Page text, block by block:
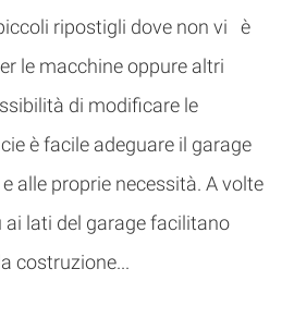
ripostigli dove non vi è
le macchine oppure altri
di modificare le
è facile adeguare il garage
alle proprie necessità. A volte
lati del garage facilitano
costruzione...